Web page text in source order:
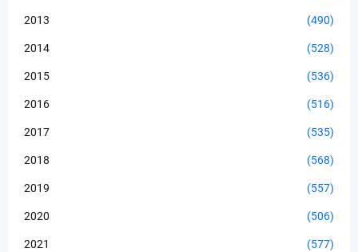
2013 (490)
2014 (528)
2015 (536)
2016 (516)
2017 (535)
2018 (568)
2019 (557)
2020 (506)
2021 (577)